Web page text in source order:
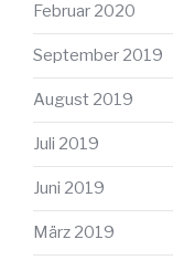
Februar 2020
September 2019
August 2019
Juli 2019
Juni 2019
März 2019